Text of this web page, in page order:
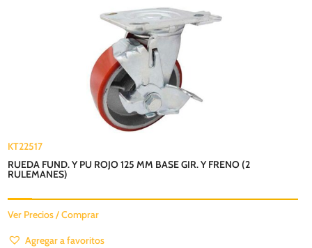
KT22517
RUEDA FUND. Y PU ROJO 125 MM BASE GIR. Y FRENO (2
RULEMANES)
Ver Precios / Comprar
Agregar a favoritos